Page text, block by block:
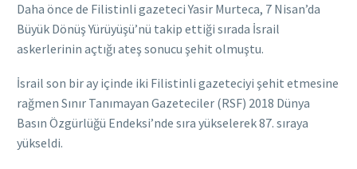
Daha önce de Filistinli gazeteci Yasir Murteca, 7 Nisan’da
Büyük Dönüş Yürüyüşü’nü takip ettiği sırada İsrail
askerlerinin açtığı ateş sonucu şehit olmuştu.
İsrail son bir ay içinde iki Filistinli gazeteciyi şehit etmesine
rağmen Sınır Tanımayan Gazeteciler (RSF) 2018 Dünya
Basın Özgürlüğü Endeksi’nde sıra yükselerek 87. sıraya
yükseldi.